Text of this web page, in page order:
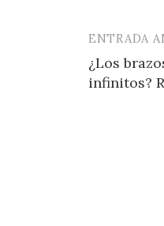
de
ENTRADA
¿Los
infinitos?